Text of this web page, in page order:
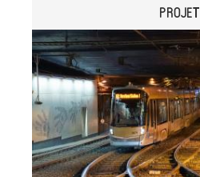
réseau
du
futur
PROJET
Header
image
Image